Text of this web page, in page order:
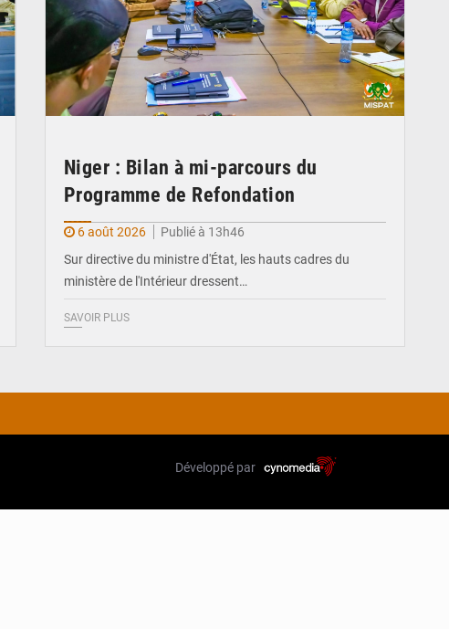
Niger : Bilan à mi-parcours du
Programme de Refondation
6 août 2026
Publié à 13h46
Sur directive du ministre d'État, les hauts cadres du
ministère de l'Intérieur dressent…
SAVOIR PLUS
Développé par